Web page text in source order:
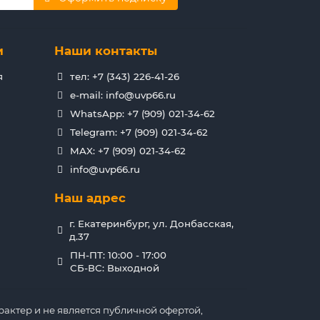
Наши контакты
тел: +7 (343) 226-41-26
e-mail: info@uvp66.ru
WhatsApp: +7 (909) 021-34-62
Telegram: +7 (909) 021-34-62
MAX: +7 (909) 021-34-62
info@uvp66.ru
Наш адрес
г. Екатеринбург, ул. Донбасская,
д.37
ПН-ПТ: 10:00 - 17:00
СБ-ВС: Выходной
и не является публичной офертой,